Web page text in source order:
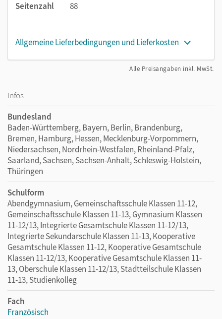
Seitenzahl
88
Allgemeine Lieferbedingungen und Lieferkosten
Alle Preisangaben inkl. MwSt.
Infos
Bundesland
Baden-Württemberg, Bayern, Berlin, Brandenburg,
Bremen, Hamburg, Hessen, Mecklenburg-Vorpommern,
Niedersachsen, Nordrhein-Westfalen, Rheinland-Pfalz,
Saarland, Sachsen, Sachsen-Anhalt, Schleswig-Holstein,
Thüringen
Schulform
Abendgymnasium, Gemeinschaftsschule Klassen 11-12,
Gemeinschaftsschule Klassen 11-13, Gymnasium Klassen
11-12/13, Integrierte Gesamtschule Klassen 11-12/13,
Integrierte Sekundarschule Klassen 11-13, Kooperative
Gesamtschule Klassen 11-12, Kooperative Gesamtschule
Klassen 11-12/13, Kooperative Gesamtschule Klassen 11-
13, Oberschule Klassen 11-12/13, Stadtteilschule Klassen
11-13, Studienkolleg
Fach
Französisch